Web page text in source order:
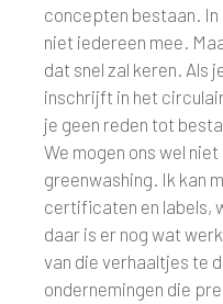
concepten bestaan. In
niet iedereen mee.
dat snel zal keren. Als
inschrijft in het
je geen reden tot
We mogen ons wel
greenwashing. Ik kan
certificaten en labels,
daar is er nog wat
van die verhaaltjes te
ondernemingen die